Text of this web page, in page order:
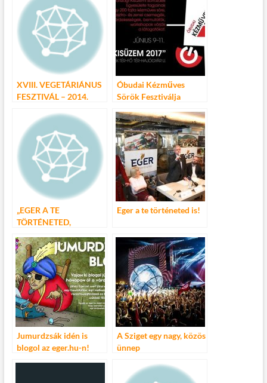
o
o
k
t
e
g
XVIII. VEGETÁRIÁNUS
FESZTIVÁL – 2014.
Óbudai Kézműves
Sörök Fesztiválja
„EGER A TE
TÖRTÉNETED,
Eger a te történeted is!
Jumurdzsák idén is
blogol az eger.hu-n!
A Sziget egy nagy, közös
ünnep